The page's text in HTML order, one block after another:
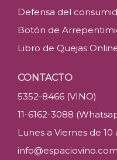
Defensa del
Botón de
Libro de Quejas
CONTACTO
5352-8466 (VINO)
11-6162-3088
Lunes a Viernes de 10